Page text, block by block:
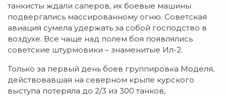
танкисты ждали саперов, их боевые машины
подвергались массированному огню. Советская
авиация сумела удержать за собой господство в
воздухе. Все чаще над полем боя появлялись
советские штурмовики – знаменитые Ил-2.
Только за первый день боев группировка Моделя,
действовавшая на северном крыле курского
выступа потеряла до 2/3 из 300 танков,